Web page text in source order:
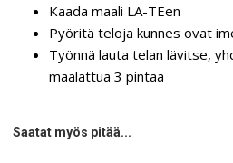
Kaada maali LA-TEen
Pyöritä teloja kunnes ovat
Työnnä lauta telan lävitse,
maalattua 3 pintaa
Saatat myös pitää...